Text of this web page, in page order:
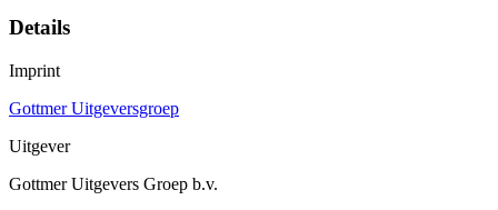
Details
Imprint
Gottmer Uitgeversgroep
Uitgever
Gottmer Uitgevers Groep b.v.